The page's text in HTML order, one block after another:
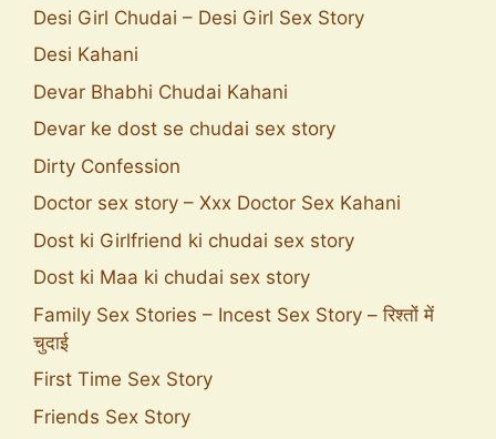
Desi Girl Chudai – Desi Girl Sex Story
Desi Kahani
Devar Bhabhi Chudai Kahani
Devar ke dost se chudai sex story
Dirty Confession
Doctor sex story – Xxx Doctor Sex Kahani
Dost ki Girlfriend ki chudai sex story
Dost ki Maa ki chudai sex story
Family Sex Stories – Incest Sex Story – रिश्तों में
चुदाई
First Time Sex Story
Friends Sex Story